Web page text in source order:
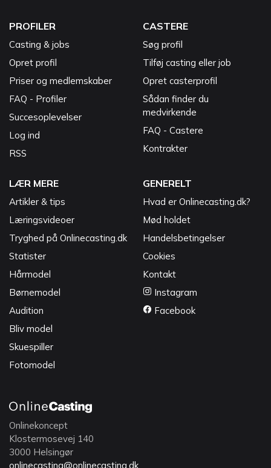
PROFILER
Casting & jobs
Opret profil
Priser og medlemskaber
FAQ - Profiler
Succesoplevelser
Log ind
RSS
CASTERE
Søg profil
Tilføj casting eller job
Opret casterprofil
Sådan finder du
medvirkende
FAQ - Castere
Kontrakter
LÆR MERE
Artikler & tips
Læringsvideoer
Tryghed på Onlinecasting.dk
Statister
Hårmodel
Børnemodel
Audition
Bliv model
Skuespiller
Fotomodel
GENERELT
Hvad er Onlinecasting.dk?
Mød holdet
Handelsbetingelser
Cookies
Kontakt
Instagram
Facebook
Onlinekoncept
Klostermosevej 140
3000 Helsingør
onlinecasting@onlinecasting.dk